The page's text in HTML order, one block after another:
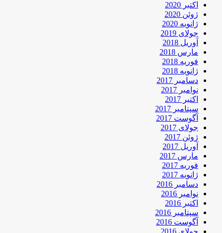
اکتبر 2020
ژوئن 2020
ژانویه 2020
جولای 2019
آوریل 2018
مارس 2018
فوریه 2018
ژانویه 2018
دسامبر 2017
نوامبر 2017
اکتبر 2017
سپتامبر 2017
آگوست 2017
جولای 2017
ژوئن 2017
آوریل 2017
مارس 2017
فوریه 2017
ژانویه 2017
دسامبر 2016
نوامبر 2016
اکتبر 2016
سپتامبر 2016
آگوست 2016
جولای 2016